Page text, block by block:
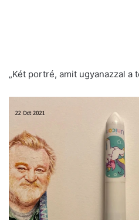
„Két portré, amit ugyanazzal a